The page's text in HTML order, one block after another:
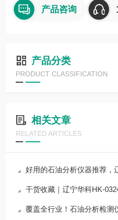
产品咨询
产品分类
PRODUCT CLASSIFICATION
相关文章
RELATED ARTICLES
好用的石油分析仪器推荐，辽宁华科HK-
干货收藏｜辽宁华科HK-0324A 自动润滑
覆盖全行业！石油分析检测仪器